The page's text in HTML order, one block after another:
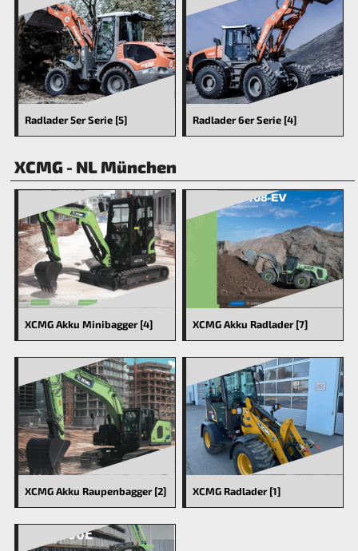
Radlader 5er Serie [5] Radlader 6er Serie [4]
XCMG - NL München
XCMG Akku Minibagger [4] XCMG Akku Radlader [7]
XCMG Akku Raupenbagger [2] XCMG Radlader [1]